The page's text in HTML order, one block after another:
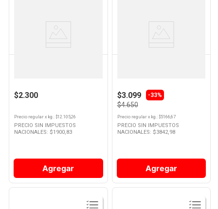
Ver
Producto
$2.300
Precio regular x kg. : $12.105,26
PRECIO SIN IMPUESTOS
NACIONALES: $1900,83
Agregar
Ver
Producto
$3.099 -33%
$4.650
Precio regularx kg. : $5166,67
PRECIO SIN IMPUESTOS
NACIONALES: $3842,98
Agregar